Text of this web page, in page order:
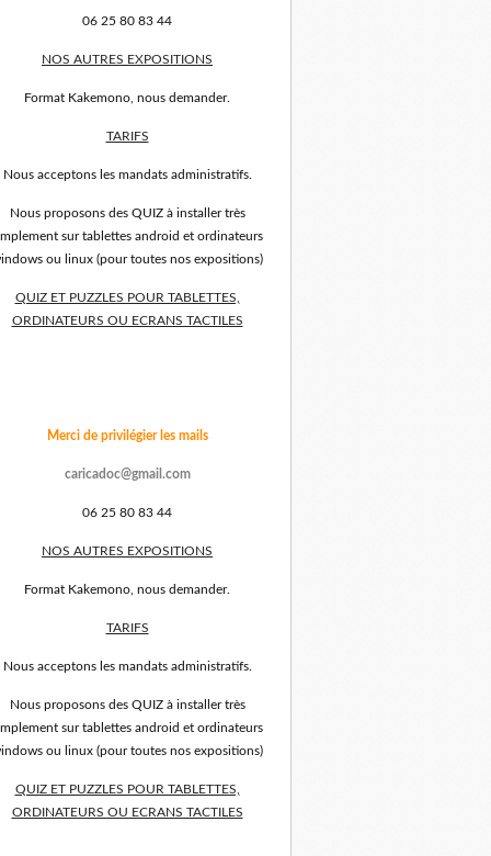
06 25 80 83 44
NOS AUTRES EXPOSITIONS
Format Kakemono, nous demander.
TARIFS
Nous acceptons les mandats administratifs.
Nous proposons des QUIZ à installer très
sur tablettes android et ordinateurs
ou linux (pour toutes nos expositions)
QUIZ ET PUZZLES POUR TABLETTES,
ORDINATEURS OU ECRANS TACTILES
Merci de privilégier les mails
caricadoc@gmail.com
06 25 80 83 44
NOS AUTRES EXPOSITIONS
Format Kakemono, nous demander.
TARIFS
Nous acceptons les mandats administratifs.
Nous proposons des QUIZ à installer très
sur tablettes android et ordinateurs
ou linux (pour toutes nos expositions)
QUIZ ET PUZZLES POUR TABLETTES,
ORDINATEURS OU ECRANS TACTILES